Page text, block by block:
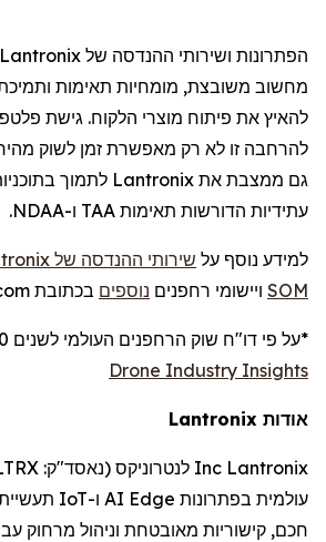
הפתרונות ושירותי ההנדסה של Lantronix
מחשוב משובצת, מומחיות תאימות
להאיץ את פיתוח מוצרי הלקוח. גישת
להרחבה זו לא רק מאפשרת זמן לשוק
גם ממצבת את Lantronix לתמוך
עתידיות הדורשות תאימות TAA ו-NDAA.
למידע נוסף על שירותי ההנדסה של
SOM ויישומי רחפנים נוספים בכתובת Lantronix.com.
*על פי דו"ח שוק הרחפנים העולמי לשנים 2025-2030
Drone Industry Insights
אודות Lantronix
Lantronix
Inc לנטרוניקס (נאסד"ק:
עולמית בפתרונות Edge
AI ו-IoT
חכם, קישוריות מאובטחת וניהול מרחוק